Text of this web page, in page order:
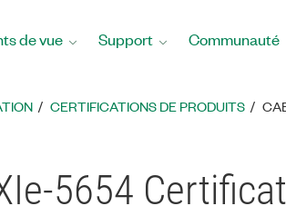
de vue Support Communauté
CERTIFICATIONS DE PRODUITS
5654